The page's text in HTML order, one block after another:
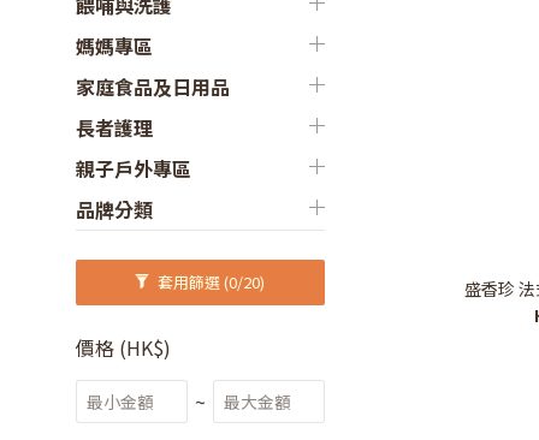
媽媽專區
家庭食品及日用品
長者護理
親子戶外專區
品牌分類
套用篩選(0/20)
價格 (HK$)
~
盛香珍